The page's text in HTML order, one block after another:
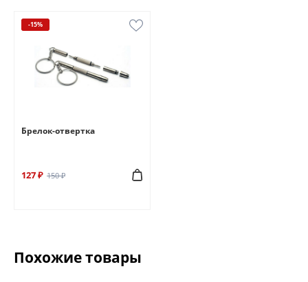
-15%
Брелок-отвертка
127 ₽ 150 ₽
Похожие товары